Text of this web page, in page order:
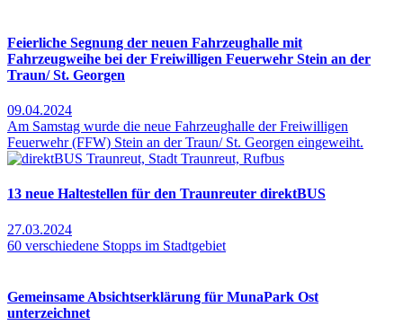
Feierliche Segnung der neuen Fahrzeughalle mit
Fahrzeugweihe bei der Freiwilligen Feuerwehr Stein an der
Traun/ St. Georgen
09.04.2024
Am Samstag wurde die neue Fahrzeughalle der Freiwilligen
Feuerwehr (FFW) Stein an der Traun/ St. Georgen eingeweiht.
13 neue Haltestellen für den Traunreuter direktBUS
27.03.2024
60 verschiedene Stopps im Stadtgebiet
Gemeinsame Absichtserklärung für MunaPark Ost
unterzeichnet